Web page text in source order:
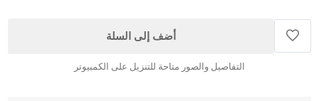
أضف إلى السلة
التفاصيل والصور متاحة للتنزيل على الكمبيوتر